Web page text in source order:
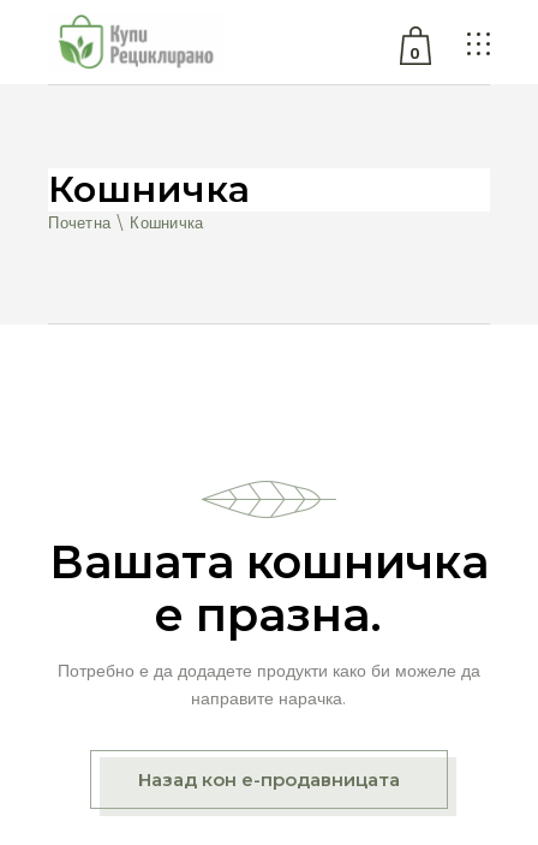
0
Кошничка
Почетна Кошничка
Вашата кошничка
е празна.
Потребно е да додадете продукти како би можеле да
направите нарачка.
Назад кон е-продавницата